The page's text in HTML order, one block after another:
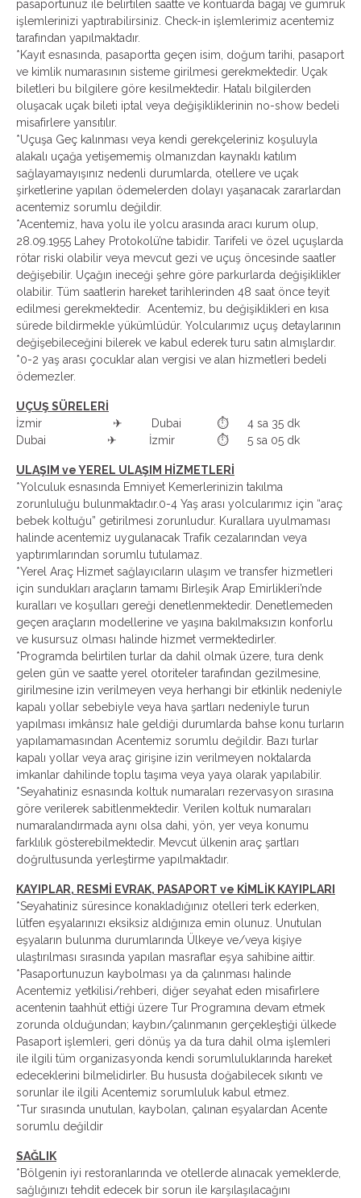
pasaportunuz ile belirtilen saatte ve kontuarda bagaj ve gümrük
işlemlerinizi yaptırabilirsiniz. Check-in işlemlerimiz acentemiz
tarafından yapılmaktadır.
*Kayıt esnasında, pasaportta geçen isim, doğum tarihi, pasaport
ve kimlik numarasının sisteme girilmesi gerekmektedir. Uçak
biletleri bu bilgilere göre kesilmektedir. Hatalı bilgilerden
oluşacak uçak bileti iptal veya değişikliklerinin no-show bedeli
misafirlere yansıtılır.
*Uçuşa Geç kalınması veya kendi gerekçeleriniz koşuluyla
alakalı uçağa yetişememiş olmanızdan kaynaklı katılım
sağlayamayışınız nedenli durumlarda, otellere ve uçak
şirketlerine yapılan ödemelerden dolayı yaşanacak zararlardan
acentemiz sorumlu değildir.
*Acentemiz, hava yolu ile yolcu arasında aracı kurum olup,
28.09.1955 Lahey Protokolü’ne tabidir. Tarifeli ve özel uçuşlarda
rötar riski olabilir veya mevcut gezi ve uçuş öncesinde saatler
değişebilir. Uçağın ineceği şehre göre parkurlarda değişiklikler
olabilir. Tüm saatlerin hareket tarihlerinden 48 saat önce teyit
edilmesi gerekmektedir. Acentemiz, bu değişiklikleri en kısa
sürede bildirmekle yükümlüdür. Yolcularımız uçuş detaylarının
değişebileceğini bilerek ve kabul ederek turu satın almışlardır.
*0-2 yaş arası çocuklar alan vergisi ve alan hizmetleri bedeli
ödemezler.
UÇUŞ SÜRELERİ
İzmir ✈︎ Dubai ⏱︎ 4 sa 35 dk
Dubai ✈︎ İzmir ⏱︎ 5 sa 05 dk
ULAŞIM ve YEREL ULAŞIM HİZMETLERİ
*Yolculuk esnasında Emniyet Kemerlerinizin takılma
zorunluluğu bulunmaktadır.0-4 Yaş arası yolcularımız için “araç
bebek koltuğu” getirilmesi zorunludur. Kurallara uyulmaması
halinde acentemiz uygulanacak Trafik cezalarından veya
yaptırımlarından sorumlu tutulamaz.
*Yerel Araç Hizmet sağlayıcıların ulaşım ve transfer hizmetleri
için sundukları araçların tamamı Birleşik Arap Emirlikleri’nde
kuralları ve koşulları gereği denetlenmektedir. Denetlemeden
geçen araçların modellerine ve yaşına bakılmaksızın konforlu
ve kusursuz olması halinde hizmet vermektedirler.
*Programda belirtilen turlar da dahil olmak üzere, tura denk
gelen gün ve saatte yerel otoriteler tarafından gezilmesine,
girilmesine izin verilmeyen veya herhangi bir etkinlik nedeniyle
kapalı yollar sebebiyle veya hava şartları nedeniyle turun
yapılması imkânsız hale geldiği durumlarda bahse konu turların
yapılamamasından Acentemiz sorumlu değildir. Bazı turlar
kapalı yollar veya araç girişine izin verilmeyen noktalarda
imkanlar dahilinde toplu taşıma veya yaya olarak yapılabilir.
*Seyahatiniz esnasında koltuk numaraları rezervasyon sırasına
göre verilerek sabitlenmektedir. Verilen koltuk numaraları
numaralandırmada aynı olsa dahi, yön, yer veya konumu
farklılık gösterebilmektedir. Mevcut ülkenin araç şartları
doğrultusunda yerleştirme yapılmaktadır.
KAYIPLAR, RESMİ EVRAK, PASAPORT ve KİMLİK KAYIPLARI
*Seyahatiniz süresince konakladığınız otelleri terk ederken,
lütfen eşyalarınızı eksiksiz aldığınıza emin olunuz. Unutulan
eşyaların bulunma durumlarında Ülkeye ve/veya kişiye
ulaştırılması sırasında yapılan masraflar eşya sahibine aittir.
*Pasaportunuzun kaybolması ya da çalınması halinde
Acentemiz yetkilisi/rehberi, diğer seyahat eden misafirlere
acentenin taahhüt ettiği üzere Tur Programına devam etmek
zorunda olduğundan; kaybın/çalınmanın gerçekleştiği ülkede
Pasaport işlemleri, geri dönüş ya da tura dahil olma işlemleri
ile ilgili tüm organizasyonda kendi sorumluluklarında hareket
edeceklerini bilmelidirler. Bu hususta doğabilecek sıkıntı ve
sorunlar ile ilgili Acentemiz sorumluluk kabul etmez.
*Tur sırasında unutulan, kaybolan, çalınan eşyalardan Acente
sorumlu değildir
SAĞLIK
*Bölgenin iyi restoranlarında ve otellerde alınacak yemeklerde,
sağlığınızı tehdit edecek bir sorun ile karşılaşılacağını